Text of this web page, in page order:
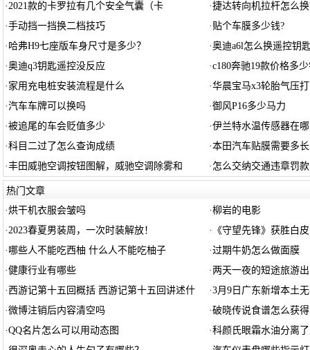
·2021款的卡罗拉有几个安全气囊（卡 ·捷达转向机拉杆怎么换
·手动挡一挡换二档技巧 · 贴个车膜多少钱?
· 哈弗H9七座版车身尺寸是多少？ ·奥迪a6l怎么换遥控钥
·奥迪q3钥匙遥控没反应 ·c180奔驰19款价格多少
· 家用充电桩安装流程是什么 ·华晨宝马x3轮胎气压
·汽车车牌可以换吗 ·御风P16多少马力
·被追尾的车会贬值多少 ·伊兰特水温传感器在哪
·科目二过了怎么查询成绩 ·本田汽车贴膜需要多
·丰田威驰空调按钮图解，威驰空调除雾和 · 怎么交纳交通违章罚款
热门文章
·烘干机衣服会皱吗 ·柳岩的电影
·2023春夏男装周，一次时装解放！ · 《守望先锋》获胜白
· 哪些人不能吃西柚 什么人不能吃柚子 ·过期牛奶怎么做面膜
·健康行业有哪些 · 两天一夜的短途旅游
· 西游记第十五回概括 西游记第十五回讲述什 ·3月9日广东新增本土
·微博注销后内容清空吗 ·破晓传说食谱怎么获
·QQ名片怎么可以用动态图 ·科颜氏眼霜水油分离